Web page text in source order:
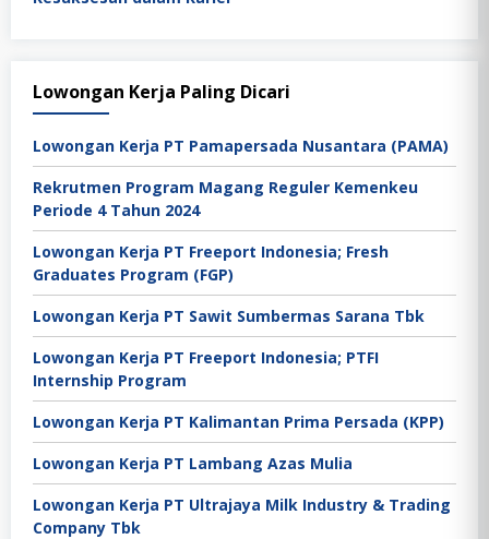
Lowongan Kerja Paling Dicari
Lowongan Kerja PT Pamapersada Nusantara (PAMA)
Rekrutmen Program Magang Reguler Kemenkeu
Periode 4 Tahun 2024
Lowongan Kerja PT Freeport Indonesia; Fresh
Graduates Program (FGP)
Lowongan Kerja PT Sawit Sumbermas Sarana Tbk
Lowongan Kerja PT Freeport Indonesia; PTFI
Internship Program
Lowongan Kerja PT Kalimantan Prima Persada (KPP)
Lowongan Kerja PT Lambang Azas Mulia
Lowongan Kerja PT Ultrajaya Milk Industry & Trading
Company Tbk